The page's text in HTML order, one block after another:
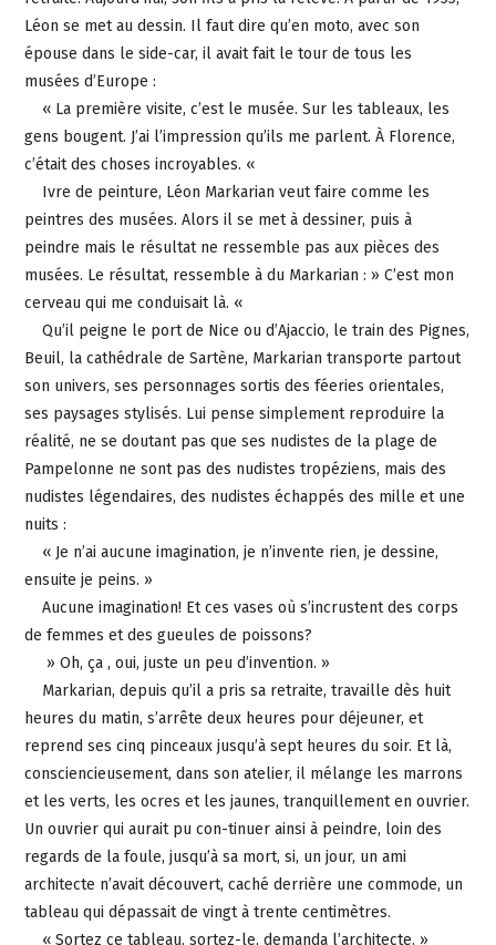
Léon se met au dessin. Il faut dire qu’en moto, avec son
épouse dans le side-car, il avait fait le tour de tous les
musées d’Europe :
« La première visite, c’est le musée. Sur les tableaux, les
gens bougent. J’ai l’impression qu’ils me parlent. À Florence,
c’était des choses incroyables. «
Ivre de peinture, Léon Markarian veut faire comme les
peintres des musées. Alors il se met à dessiner, puis à
peindre mais le résultat ne ressemble pas aux pièces des
musées. Le résultat, ressemble à du Markarian : » C’est mon
cerveau qui me conduisait là. «
Qu’il peigne le port de Nice ou d’Ajaccio, le train des Pignes,
Beuil, la cathédrale de Sartène, Markarian transporte partout
son univers, ses personnages sortis des féeries orientales,
ses paysages stylisés. Lui pense simplement reproduire la
réalité, ne se doutant pas que ses nudistes de la plage de
Pampelonne ne sont pas des nudistes tropéziens, mais des
nudistes légendaires, des nudistes échappés des mille et une
nuits :
« Je n’ai aucune imagination, je n’invente rien, je dessine,
ensuite je peins. »
Aucune imagination! Et ces vases où s’incrustent des corps
de femmes et des gueules de poissons?
» Oh, ça , oui, juste un peu d’invention. »
Markarian, depuis qu’il a pris sa retraite, travaille dès huit
heures du matin, s’arrête deux heures pour déjeuner, et
reprend ses cinq pinceaux jusqu’à sept heures du soir. Et là,
consciencieusement, dans son atelier, il mélange les marrons
et les verts, les ocres et les jaunes, tranquillement en ouvrier.
Un ouvrier qui aurait pu con-tinuer ainsi à peindre, loin des
regards de la foule, jusqu’à sa mort, si, un jour, un ami
architecte n’avait découvert, caché derrière une commode, un
tableau qui dépassait de vingt à trente centimètres.
« Sortez ce tableau, sortez-le, demanda l’architecte. »